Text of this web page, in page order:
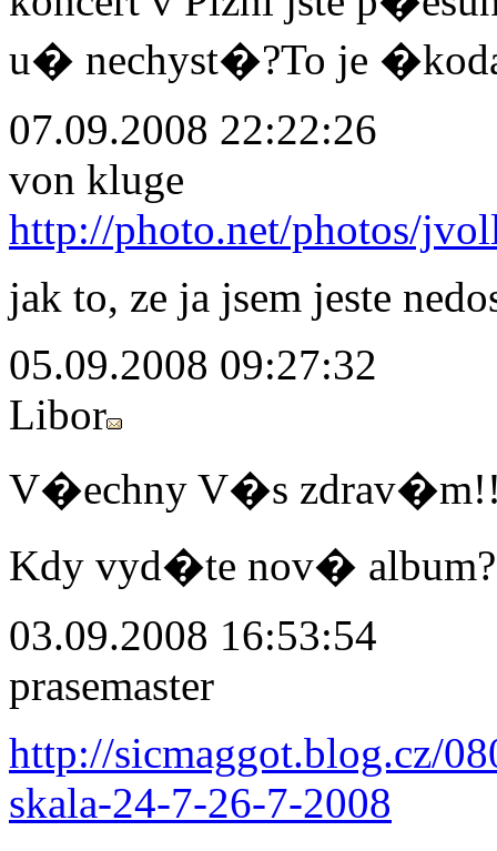
u� nechyst�?To je
07.09.2008 22:22:26
von kluge
http://photo.net/photos/
jak to, ze ja jsem jeste
05.09.2008 09:27:32
Libor
V�echny V�s
Kdy vyd�te nov� album?
03.09.2008 16:53:54
prasemaster
http://sicmaggot.blog.cz/
skala-24-7-26-7-2008